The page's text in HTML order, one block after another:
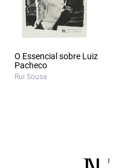
O Essencial sobre Luiz
Pacheco
Rui Sousa